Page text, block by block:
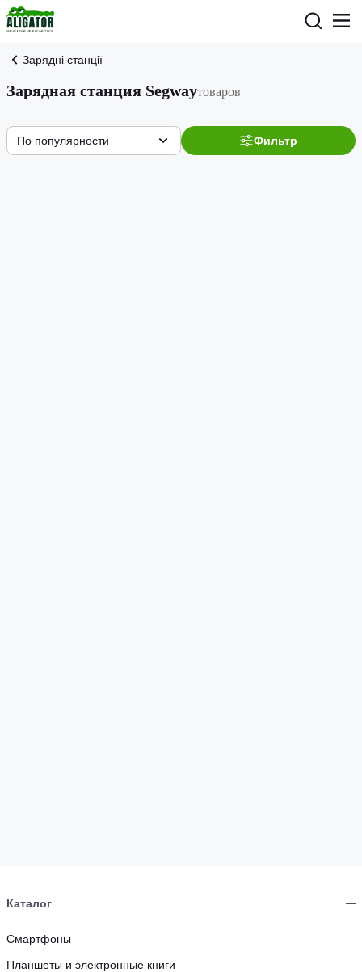
Зарядні станції
Зарядная станция Segwayтоваров
Фильтр
По популярности
Каталог
Смартфоны
Планшеты и электронные книги